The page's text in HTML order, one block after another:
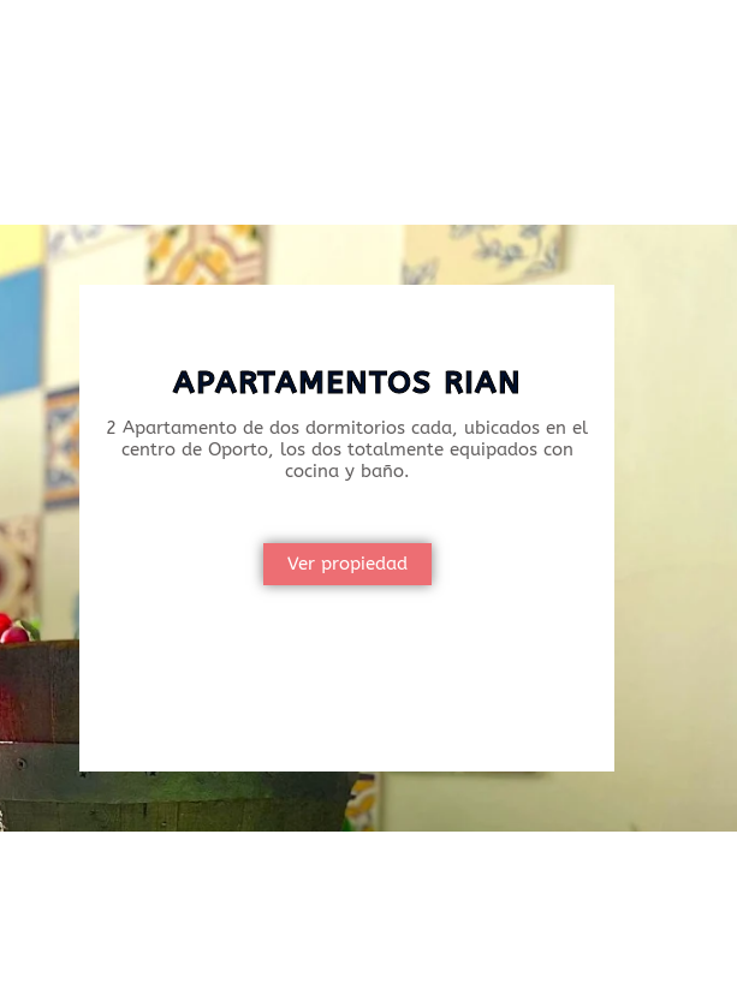
APARTAMENTOS RIAN
2 Apartamento de dos dormitorios cada, ubicados en el
centro de Oporto, los dos totalmente equipados con
cocina y baño.
Ver propiedad